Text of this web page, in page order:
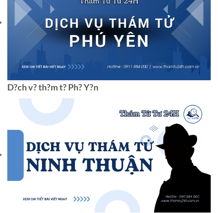
D?ch v? th?m t? Ph? Y?n